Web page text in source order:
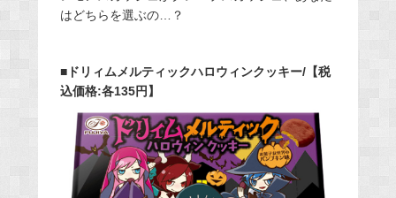
はどちらを選ぶの…？
■ドリィムメルティックハロウィンクッキー/【税
込価格:各135円】